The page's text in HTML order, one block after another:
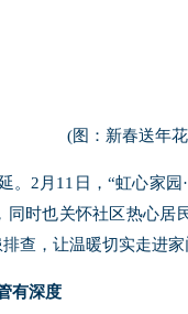
(图：新春送年
。2月11日，“虹心家
同时也关怀社区热心居
查，让温暖切实走进家
有深度